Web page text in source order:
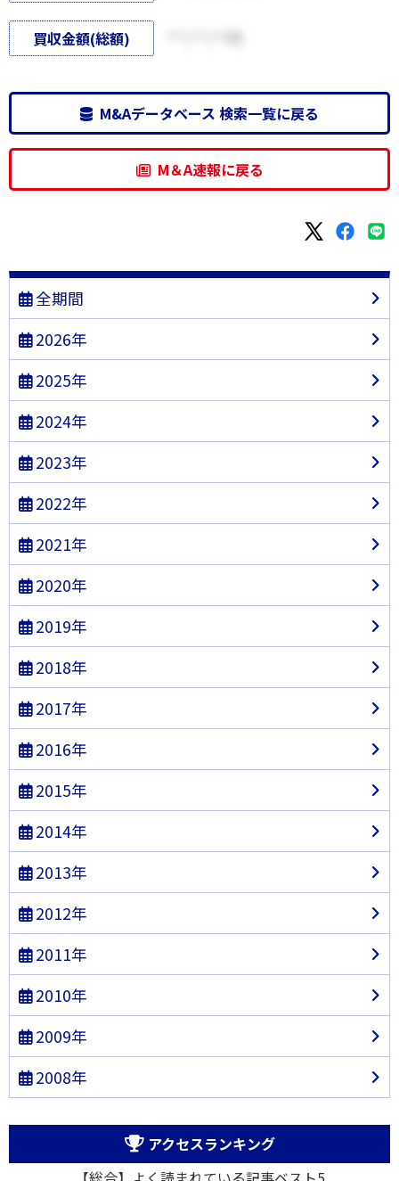
買収金額(総額)
M&Aデータベース 検索一覧に戻る
M＆A速報に戻る
全期間
2026年
2025年
2024年
2023年
2022年
2021年
2020年
2019年
2018年
2017年
2016年
2015年
2014年
2013年
2012年
2011年
2010年
2009年
2008年
アクセスランキング